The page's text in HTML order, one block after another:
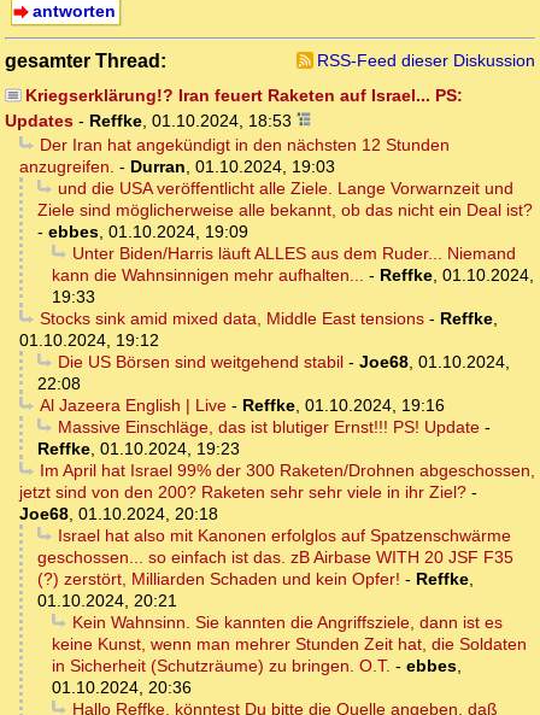
antworten
gesamter Thread:
RSS-Feed dieser Diskussion
Kriegserklärung!? Iran feuert Raketen auf Israel... PS:
Updates - Reffke, 01.10.2024, 18:53
Der Iran hat angekündigt in den nächsten 12 Stunden
anzugreifen. - Durran, 01.10.2024, 19:03
und die USA veröffentlicht alle Ziele. Lange Vorwarnzeit und
Ziele sind möglicherweise alle bekannt, ob das nicht ein Deal ist?
- ebbes, 01.10.2024, 19:09
Unter Biden/Harris läuft ALLES aus dem Ruder... Niemand
kann die Wahnsinnigen mehr aufhalten... - Reffke, 01.10.2024,
19:33
Stocks sink amid mixed data, Middle East tensions- Reffke,
01.10.2024, 19:12
Die US Börsen sind weitgehend stabil- Joe68, 01.10.2024,
22:08
Al Jazeera English | Live- Reffke, 01.10.2024, 19:16
Massive Einschläge, das ist blutiger Ernst!!! PS! Update-
Reffke, 01.10.2024, 19:23
Im April hat Israel 99% der 300 Raketen/Drohnen abgeschossen,
jetzt sind von den 200? Raketen sehr sehr viele in ihr Ziel? -
Joe68, 01.10.2024, 20:18
Israel hat also mit Kanonen erfolglos auf Spatzenschwärme
geschossen... so einfach ist das. zB Airbase WITH 20 JSF F35
(?) zerstört, Milliarden Schaden und kein Opfer! - Reffke,
01.10.2024, 20:21
Kein Wahnsinn. Sie kannten die Angriffsziele, dann ist es
keine Kunst, wenn man mehrer Stunden Zeit hat, die Soldaten
in Sicherheit (Schutzräume) zu bringen. O.T. - ebbes,
01.10.2024, 20:36
Hallo Reffke, könntest Du bitte die Quelle angeben, daß